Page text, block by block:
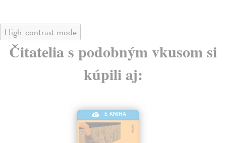
High-contrast mode
Čitatelia s podobným vkusom si
kúpili aj:
E-KNIHA